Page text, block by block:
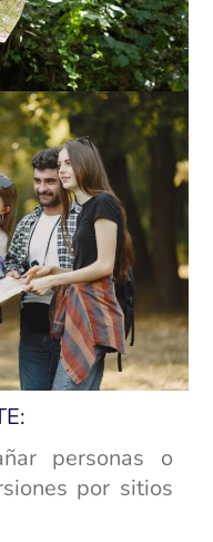
personas o
por sitios